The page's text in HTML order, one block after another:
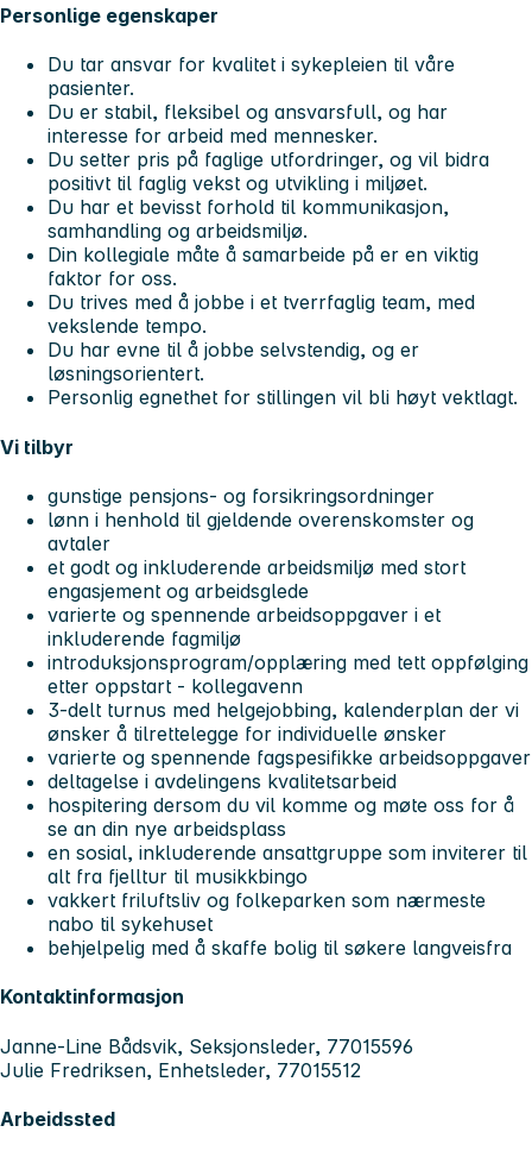
Personlige egenskaper
Du tar ansvar for kvalitet i sykepleien til våre
pasienter.
Du er stabil, fleksibel og ansvarsfull, og har
interesse for arbeid med mennesker.
Du setter pris på faglige utfordringer, og vil bidra
positivt til faglig vekst og utvikling i miljøet.
Du har et bevisst forhold til kommunikasjon,
samhandling og arbeidsmiljø.
Din kollegiale måte å samarbeide på er en viktig
faktor for oss.
Du trives med å jobbe i et tverrfaglig team, med
vekslende tempo.
Du har evne til å jobbe selvstendig, og er
løsningsorientert.
Personlig egnethet for stillingen vil bli høyt vektlagt.
Vi tilbyr
gunstige pensjons- og forsikringsordninger
lønn i henhold til gjeldende overenskomster og
avtaler
et godt og inkluderende arbeidsmiljø med stort
engasjement og arbeidsglede
varierte og spennende arbeidsoppgaver i et
inkluderende fagmiljø
introduksjonsprogram/opplæring med tett oppfølging
etter oppstart - kollegavenn
3-delt turnus med helgejobbing, kalenderplan der vi
ønsker å tilrettelegge for individuelle ønsker
varierte og spennende fagspesifikke arbeidsoppgaver
deltagelse i avdelingens kvalitetsarbeid
hospitering dersom du vil komme og møte oss for å
se an din nye arbeidsplass
en sosial, inkluderende ansattgruppe som inviterer til
alt fra fjelltur til musikkbingo
vakkert friluftsliv og folkeparken som nærmeste
nabo til sykehuset
behjelpelig med å skaffe bolig til søkere langveisfra
Kontaktinformasjon
Janne-Line Bådsvik, Seksjonsleder, 77015596
Julie Fredriksen, Enhetsleder, 77015512
Arbeidssted